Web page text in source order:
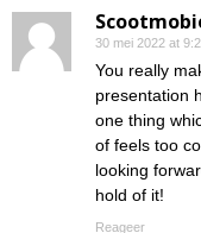
30 mei 2022 at
You really
presentation
one thing
of feels too
looking
hold of it!
Reageer